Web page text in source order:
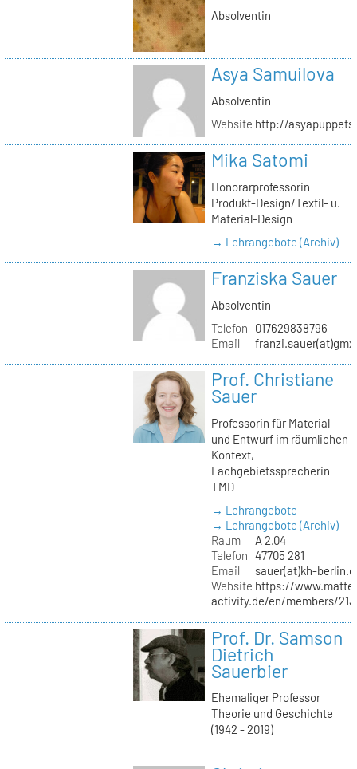
Absolventin
Asya Samuilova
Absolventin
Website http://
Mika Satomi
Honorarprofessorin
Produkt-Design/Textil- u.
Material-Design
→ Lehrangebote (Archiv)
Franziska Sauer
Absolventin
Telefon
017629838796
Email
Prof. Christiane
Sauer
Professorin für Material
und Entwurf im räumlichen
Kontext,
Fachgebietssprecherin
TMD
→ Lehrangebote
→ Lehrangebote (Archiv)
Raum
A 2.04
Telefon 47705 281
Email
sauer(at)kh-
Website https://
activity.de/en/members/
Prof. Dr. Samson
Dietrich
Sauerbier
Ehemaliger Professor
Theorie und Geschichte
(1942 - 2019)